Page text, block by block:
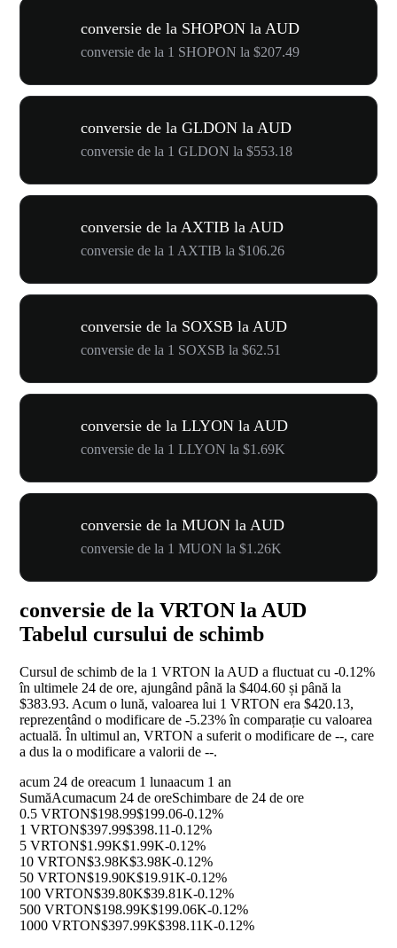
conversie de la SHOPON la AUD
conversie de la 1 SHOPON la $207.49
conversie de la GLDON la AUD
conversie de la 1 GLDON la $553.18
conversie de la AXTIB la AUD
conversie de la 1 AXTIB la $106.26
conversie de la SOXSB la AUD
conversie de la 1 SOXSB la $62.51
conversie de la LLYON la AUD
conversie de la 1 LLYON la $1.69K
conversie de la MUON la AUD
conversie de la 1 MUON la $1.26K
conversie de la VRTON la AUD
Tabelul cursului de schimb
Cursul de schimb de la 1 VRTON la AUD a fluctuat cu -0.12%
în ultimele 24 de ore, ajungând până la $404.60 și până la
$383.93. Acum o lună, valoarea lui 1 VRTON era $420.13,
reprezentând o modificare de -5.23%în comparație cu valoarea
actuală. În ultimul an, VRTON a suferit o modificare de --, care
a dus la o modificare a valorii de --.
acum 24 de oreacum 1 lunaacum 1 an
SumăAcumacum 24 de oreSchimbare de 24 de ore
0.5 VRTON$198.99$199.06-0.12%
1 VRTON$397.99$398.11-0.12%
5 VRTON$1.99K$1.99K-0.12%
10 VRTON$3.98K$3.98K-0.12%
50 VRTON$19.90K$19.91K-0.12%
100 VRTON$39.80K$39.81K-0.12%
500 VRTON$198.99K$199.06K-0.12%
1000 VRTON$397.99K$398.11K-0.12%